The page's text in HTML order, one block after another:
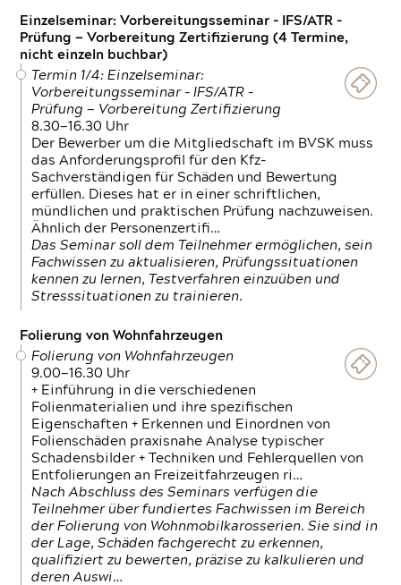
Einzelseminar: Vorbereitungsseminar - IFS/ATR -
Prüfung — Vorbereitung Zertifizierung (4 Termine,
nicht einzeln buchbar)
Termin 1/4: Einzelseminar:
Vorbereitungsseminar - IFS/ATR -
Prüfung — Vorbereitung Zertifizierung
8.30—16.30 Uhr
Der Bewerber um die Mitgliedschaft im BVSK muss
das Anforderungsprofil für den Kfz-
Sachverständigen für Schäden und Bewertung
erfüllen. Dieses hat er in einer schriftlichen,
mündlichen und praktischen Prüfung nachzuweisen.
Ähnlich der Personenzertifi…
Das Seminar soll dem Teilnehmer ermöglichen, sein
Fachwissen zu aktualisieren, Prüfungssituationen
kennen zu lernen, Testverfahren einzuüben und
Stresssituationen zu trainieren.
Folierung von Wohnfahrzeugen
Folierung von Wohnfahrzeugen
9.00—16.30 Uhr
+ Einführung in die verschiedenen
Folienmaterialien und ihre spezifischen
Eigenschaften + Erkennen und Einordnen von
Folienschäden praxisnahe Analyse typischer
Schadensbilder + Techniken und Fehlerquellen von
Entfolierungen an Freizeitfahrzeugen ri…
Nach Abschluss des Seminars verfügen die
Teilnehmer über fundiertes Fachwissen im Bereich
der Folierung von Wohnmobilkarosserien. Sie sind in
der Lage, Schäden fachgerecht zu erkennen,
qualifiziert zu bewerten, präzise zu kalkulieren und
deren Auswi…